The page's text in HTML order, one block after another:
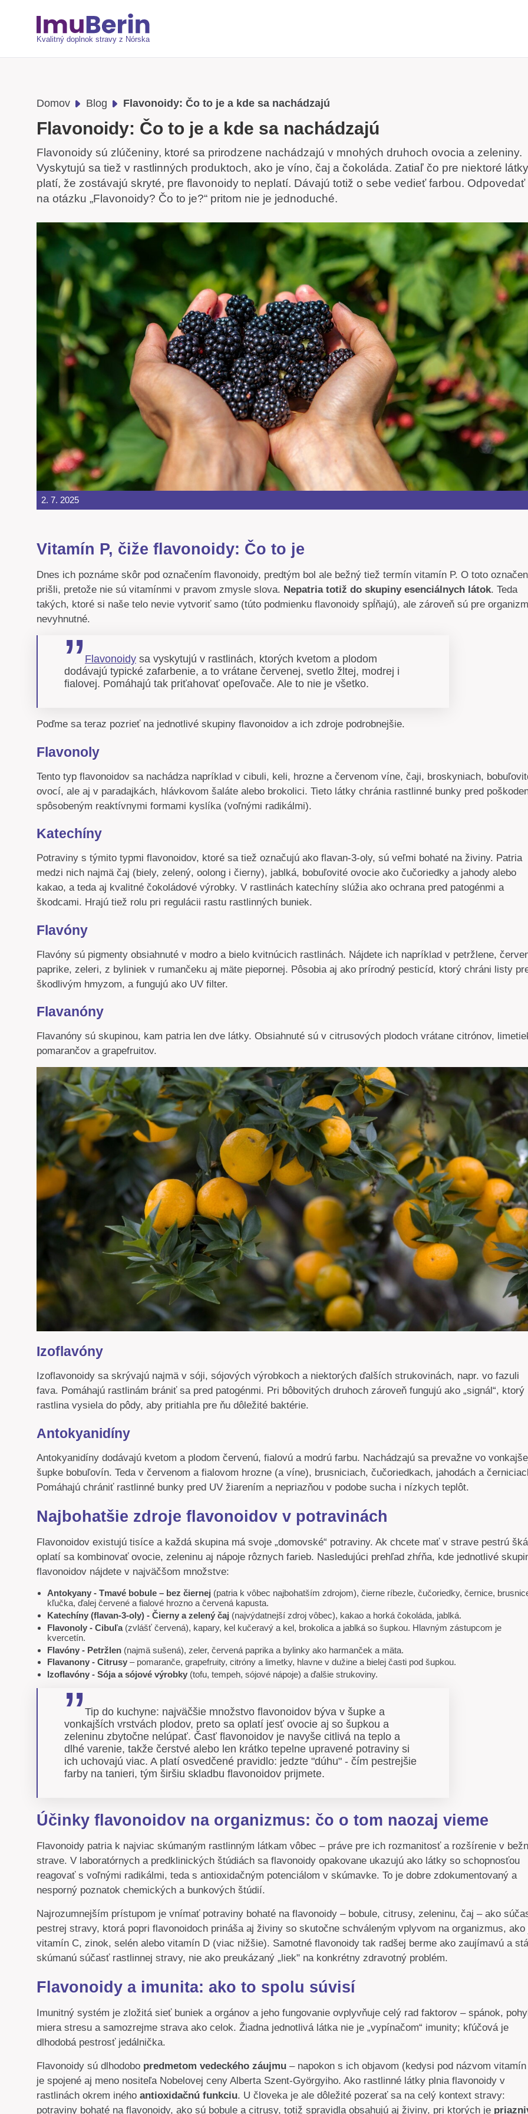
Kvalitný doplnok stravy z Nórska
Domov Blog Flavonoidy: Čo to je a kde sa nachádzajú
Flavonoidy: Čo to je a kde sa nachádzajú
Flavonoidy sú zlúčeniny, ktoré sa prirodzene nachádzajú v mnohých druhoch ovocia a zeleniny.
Vyskytujú sa tiež v rastlinných produktoch, ako je víno, čaj a čokoláda. Zatiaľ čo pre niektoré látky
platí, že zostávajú skryté, pre flavonoidy to neplatí. Dávajú totiž o sebe vedieť farbou. Odpovedať
na otázku „Flavonoidy? Čo to je?“ pritom nie je jednoduché.
2. 7. 2025
Vitamín P, čiže flavonoidy: Čo to je
Dnes ich poznáme skôr pod označením flavonoidy, predtým bol ale bežný tiež termín vitamín P. O toto
prišli, pretože nie sú vitamínmi v pravom zmysle slova. Nepatria totiž do skupiny esenciálnych látok. Teda
takých, ktoré si naše telo nevie vytvoriť samo (túto podmienku flavonoidy spĺňajú), ale zároveň sú pre
nevyhnutné.
Flavonoidy sa vyskytujú v rastlinách, ktorých kvetom a plodom
dodávajú typické zafarbenie, a to vrátane červenej, svetlo žltej, modrej i
fialovej. Pomáhajú tak priťahovať opeľovače. Ale to nie je všetko.
Poďme sa teraz pozrieť na jednotlivé skupiny flavonoidov a ich zdroje podrobnejšie.
Flavonoly
Tento typ flavonoidov sa nachádza napríklad v cibuli, keli, hrozne a červenom víne, čaji, broskyniach,
ovocí, ale aj v paradajkách, hlávkovom šaláte alebo brokolici. Tieto látky chránia rastlinné bunky pred
spôsobeným reaktívnymi formami kyslíka (voľnými radikálmi).
Katechíny
Potraviny s týmito typmi flavonoidov, ktoré sa tiež označujú ako flavan-3-oly, sú veľmi bohaté na živiny. Patria
medzi nich najmä čaj (biely, zelený, oolong i čierny), jablká, bobuľovité ovocie ako čučoriedky a jahody alebo
kakao, a teda aj kvalitné čokoládové výrobky. V rastlinách katechíny slúžia ako ochrana pred patogénmi a
škodcami. Hrajú tiež rolu pri regulácii rastu rastlinných buniek.
Flavóny
Flavóny sú pigmenty obsiahnuté v modro a bielo kvitnúcich rastlinách. Nájdete ich napríklad v petržlene,
paprike, zeleri, z byliniek v rumančeku aj mäte piepornej. Pôsobia aj ako prírodný pesticíd, ktorý chráni listy
škodlivým hmyzom, a fungujú ako UV filter.
Flavanóny
Flavanóny sú skupinou, kam patria len dve látky. Obsiahnuté sú v citrusových plodoch vrátane citrónov,
pomarančov a grapefruitov.
Izoflavóny
Izoflavonoidy sa skrývajú najmä v sóji, sójových výrobkoch a niektorých ďalších strukovinách, napr. vo fazuli
fava. Pomáhajú rastlinám brániť sa pred patogénmi. Pri bôbovitých druhoch zároveň fungujú ako „signál“, ktorý
rastlina vysiela do pôdy, aby pritiahla pre ňu dôležité baktérie.
Antokyanidíny
Antokyanidíny dodávajú kvetom a plodom červenú, fialovú a modrú farbu. Nachádzajú sa prevažne vo
šupke bobuľovín. Teda v červenom a fialovom hrozne (a víne), brusniciach, čučoriedkach, jahodách a
Pomáhajú chrániť rastlinné bunky pred UV žiarením a nepriazňou v podobe sucha i nízkych teplôt.
Najbohatšie zdroje flavonoidov v potravinách
Flavonoidov existujú tisíce a každá skupina má svoje „domovské“ potraviny. Ak chcete mať v strave pestrú
oplatí sa kombinovať ovocie, zeleninu aj nápoje rôznych farieb. Nasledujúci prehľad zhŕňa, kde jednotlivé
flavonoidov nájdete v najväčšom množstve:
Antokyany - Tmavé bobule – bez čiernej (patria k vôbec najbohatším zdrojom), čierne ríbezle, čučoriedky, černice,
kľučka, ďalej červené a fialové hrozno a červená kapusta.
Katechíny (flavan-3-oly) - Čierny a zelený čaj (najvýdatnejší zdroj vôbec), kakao a horká čokoláda, jablká.
Flavonoly - Cibuľa(zvlášť červená), kapary, kel kučeravý a kel, brokolica a jablká so šupkou. Hlavným zástupcom je
kvercetín.
Flavóny - Petržlen(najmä sušená), zeler, červená paprika a bylinky ako harmanček a mäta.
Flavanony - Citrusy – pomaranče, grapefruity, citróny a limetky, hlavne v dužine a bielej časti pod šupkou.
Izoflavóny - Sója a sójové výrobky(tofu, tempeh, sójové nápoje) a ďalšie strukoviny.
Tip do kuchyne: najväčšie množstvo flavonoidov býva v šupke a
vonkajších vrstvách plodov, preto sa oplatí jesť ovocie aj so šupkou a
zeleninu zbytočne nelúpať. Časť flavonoidov je navyše citlivá na teplo a
dlhé varenie, takže čerstvé alebo len krátko tepelne upravené potraviny si
ich uchovajú viac. A platí osvedčené pravidlo: jedzte "dúhu" - čím pestrejšie
farby na tanieri, tým širšiu skladbu flavonoidov prijmete.
Účinky flavonoidov na organizmus: čo o tom naozaj vieme
Flavonoidy patria k najviac skúmaným rastlinným látkam vôbec – práve pre ich rozmanitosť a rozšírenie v
strave. V laboratórnych a predklinických štúdiách sa flavonoidy opakovane ukazujú ako látky so schopnosťou
reagovať s voľnými radikálmi, teda s antioxidačným potenciálom v skúmavke. To je dobre zdokumentovaný a
nesporný poznatok chemických a bunkových štúdií.
Najrozumnejším prístupom je vnímať potraviny bohaté na flavonoidy – bobule, citrusy, zeleninu, čaj – ako
pestrej stravy, ktorá popri flavonoidoch prináša aj živiny so skutočne schváleným vplyvom na organizmus, ako
vitamín C, zinok, selén alebo vitamín D (viac nižšie). Samotné flavonoidy tak radšej berme ako zaujímavú a
skúmanú súčasť rastlinnej stravy, nie ako preukázaný „liek" na konkrétny zdravotný problém.
Flavonoidy a imunita: ako to spolu súvisí
Imunitný systém je zložitá sieť buniek a orgánov a jeho fungovanie ovplyvňuje celý rad faktorov – spánok,
miera stresu a samozrejme strava ako celok. Žiadna jednotlivá látka nie je „vypínačom“ imunity; kľúčová je
dlhodobá pestrosť jedálnička.
Flavonoidy sú dlhodobo predmetom vedeckého záujmu – napokon s ich objavom (kedysi pod názvom vitamín
je spojené aj meno nositeľa Nobelovej ceny Alberta Szent-Györgyiho. Ako rastlinné látky plnia flavonoidy v
rastlinách okrem iného antioxidačnú funkciu. U človeka je ale dôležité pozerať sa na celý kontext stravy:
potraviny bohaté na flavonoidy, ako sú bobule a citrusy, totiž spravidla obsahujú aj živiny, pri ktorých je